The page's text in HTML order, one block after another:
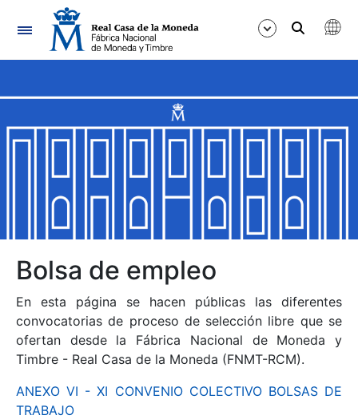
Navegación
Mostrar/Ocultar
Mostrar/Ocultar
Mostrar/Ocultar
Mostrar/Ocultar
Mostrar/Ocultar
Bolsa de empleo
En esta página se hacen públicas las diferentes
convocatorias de proceso de selección libre que se
ofertan desde la Fábrica Nacional de Moneda y
Timbre - Real Casa de la Moneda (FNMT-RCM).
ANEXO VI - XI CONVENIO COLECTIVO BOLSAS DE
TRABAJO